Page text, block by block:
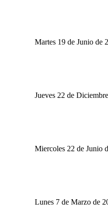
Martes 19 de Junio de
Jueves 22 de
Miercoles 22 de Junio
Lunes 7 de Marzo de